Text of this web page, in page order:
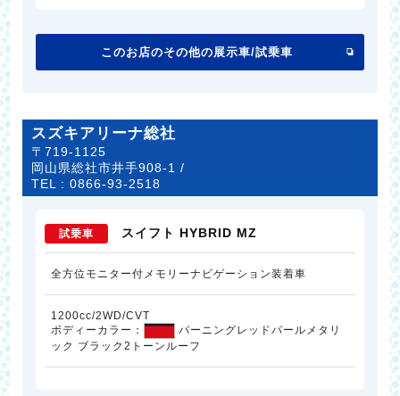
このお店のその他の展示車/試乗車
スズキアリーナ総社
〒719-1125
岡山県総社市井手908-1 /
TEL :0866-93-2518
試乗車 スイフト HYBRID MZ
全方位モニター付メモリーナビゲーション装着車
1200cc/2WD/CVT
ボディーカラー：
バーニングレッドパールメタリ
ック ブラック2トーンルーフ